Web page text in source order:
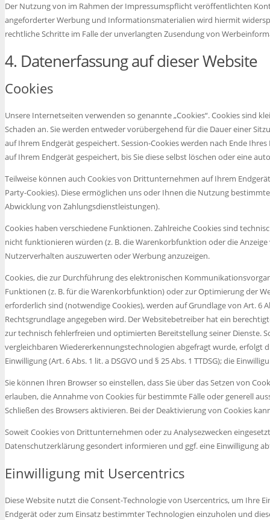
Der Nutzung von im Rahmen der Impressumspflicht veröffentlichten
angeforderter Werbung und Informationsmaterialien wird hiermit
rechtliche Schritte im Falle der unverlangten Zusendung von
4. Datenerfassung auf dieser Website
Cookies
Unsere Internetseiten verwenden so genannte „Cookies“. Cookies sind
Schaden an. Sie werden entweder vorübergehend für die Dauer einer
auf Ihrem Endgerät gespeichert. Session-Cookies werden nach Ende
auf Ihrem Endgerät gespeichert, bis Sie diese selbst löschen oder eine
Teilweise können auch Cookies von Drittunternehmen auf Ihrem
Party-Cookies). Diese ermöglichen uns oder Ihnen die Nutzung
Abwicklung von Zahlungsdienstleistungen).
Cookies haben verschiedene Funktionen. Zahlreiche Cookies sind
nicht funktionieren würden (z. B. die Warenkorbfunktion oder die
Nutzerverhalten auszuwerten oder Werbung anzuzeigen.
Cookies, die zur Durchführung des elektronischen
Funktionen (z. B. für die Warenkorbfunktion) oder zur Optimierung der
erforderlich sind (notwendige Cookies), werden auf Grundlage von Art. 6
Rechtsgrundlage angegeben wird. Der Websitebetreiber hat ein
zur technisch fehlerfreien und optimierten Bereitstellung seiner Dienste.
vergleichbaren Wiedererkennungstechnologien abgefragt wurde, erfolgt
Einwilligung (Art. 6 Abs. 1 lit. a DSGVO und § 25 Abs. 1 TTDSG); die
Sie können Ihren Browser so einstellen, dass Sie über das Setzen von
erlauben, die Annahme von Cookies für bestimmte Fälle oder generell
Schließen des Browsers aktivieren. Bei der Deaktivierung von Cookies
Soweit Cookies von Drittunternehmen oder zu Analysezwecken
Datenschutzerklärung gesondert informieren und ggf. eine Einwilligung
Einwilligung mit Usercentrics
Diese Website nutzt die Consent-Technologie von Usercentrics, um Ihre
Endgerät oder zum Einsatz bestimmter Technologien einzuholen und